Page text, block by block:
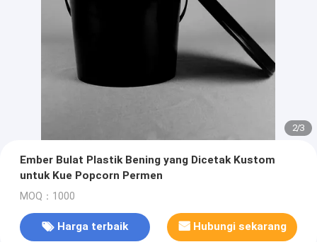
2/3
Ember Bulat Plastik Bening yang Dicetak Kustom
untuk Kue Popcorn Permen
MOQ：1000
Harga terbaik Hubungi sekarang